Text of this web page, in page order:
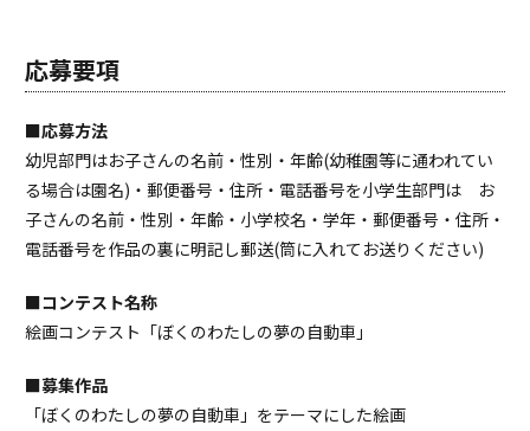
応募要項
■応募方法
幼児部門はお子さんの名前・性別・年齢(幼稚園等に通われてい
る場合は園名)・郵便番号・住所・電話番号を小学生部門は お
子さんの名前・性別・年齢・小学校名・学年・郵便番号・住所・
電話番号を作品の裏に明記し郵送(筒に入れてお送りください)
■コンテスト名称
絵画コンテスト「ぼくのわたしの夢の自動車」
■募集作品
「ぼくのわたしの夢の自動車」をテーマにした絵画